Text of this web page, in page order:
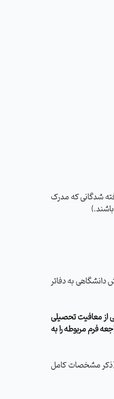
تاريخ اخذ حداكثر 30/11/1397 به همراه تصویر آن. (پذیرفته شدگانی که مدرک
به دفاتر
از معافیت تحصیلی
فرم مربوطه را به
های ثبت نام (ذکر مشخصات کامل